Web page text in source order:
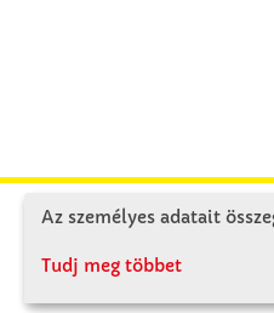
Az személyes adatait
Tudj meg többet